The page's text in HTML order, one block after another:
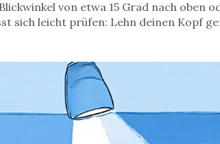
Blickwinkel von etwa 15 Grad nach oben
sich leicht prüfen: Lehn deinen Kopf